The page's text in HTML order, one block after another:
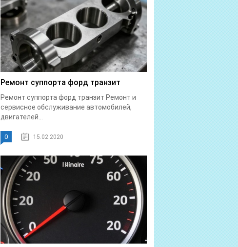
Ремонт суппорта форд транзит
Ремонт суппорта форд транзит Ремонт и
сервисное обслуживание автомобилей,
двигателей...
0 15.02.2020